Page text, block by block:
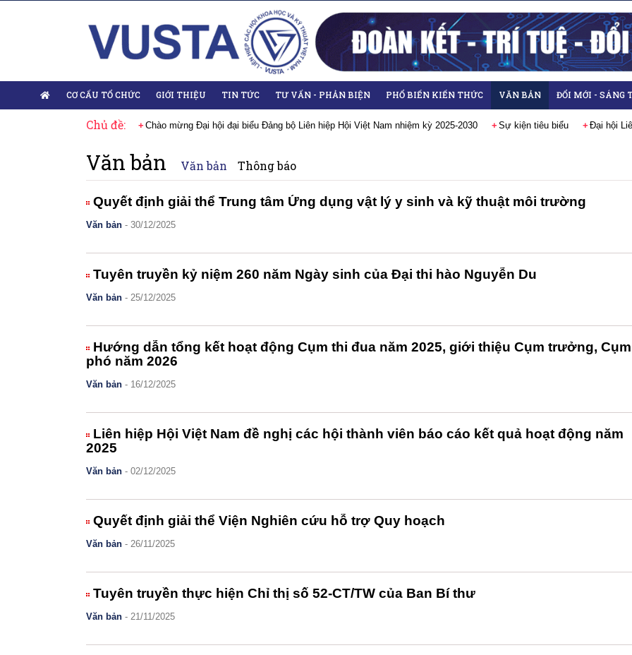
CƠ CẤU TỔ CHỨC GIỚI THIỆU TIN TỨC TƯ VẤN - PHẢN BIỆN PHỔ BIẾN KIẾN THỨC VĂN BẢN ĐỔI MỚI - SÁNG
Chủ đề:
hội lần thứ XIV của Đảng Chào mừng Đại hội đại biểu Đảng bộ Liên hiệp Hội Việt Nam nhiệm kỳ 2025-2030 Sự kiện tiêu biểu Đại hội
Văn bản Văn bản Thông báo
Quyết định giải thể Trung tâm Ứng dụng vật lý y sinh và kỹ thuật môi trường
Văn bản - 30/12/2025
Tuyên truyền kỷ niệm 260 năm Ngày sinh của Đại thi hào Nguyễn Du
Văn bản - 25/12/2025
Hướng dẫn tổng kết hoạt động Cụm thi đua năm 2025, giới thiệu Cụm trưởng, Cụm
phó năm 2026
Văn bản - 16/12/2025
Liên hiệp Hội Việt Nam đề nghị các hội thành viên báo cáo kết quả hoạt động năm
2025
Văn bản - 02/12/2025
Quyết định giải thể Viện Nghiên cứu hỗ trợ Quy hoạch
Văn bản - 26/11/2025
Tuyên truyền thực hiện Chỉ thị số 52-CT/TW của Ban Bí thư
Văn bản - 21/11/2025